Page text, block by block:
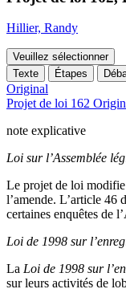
Hillier, Randy
Veuillez sélectionner
Texte
Étapes
Original
Projet de loi 162
note explicative
Loi sur l’Assemblée
Le projet de loi modifie
l’amende. L’article 46
certaines enquêtes de
Loi de 1998 sur
La Loi de 1998 sur
sur leurs activités de